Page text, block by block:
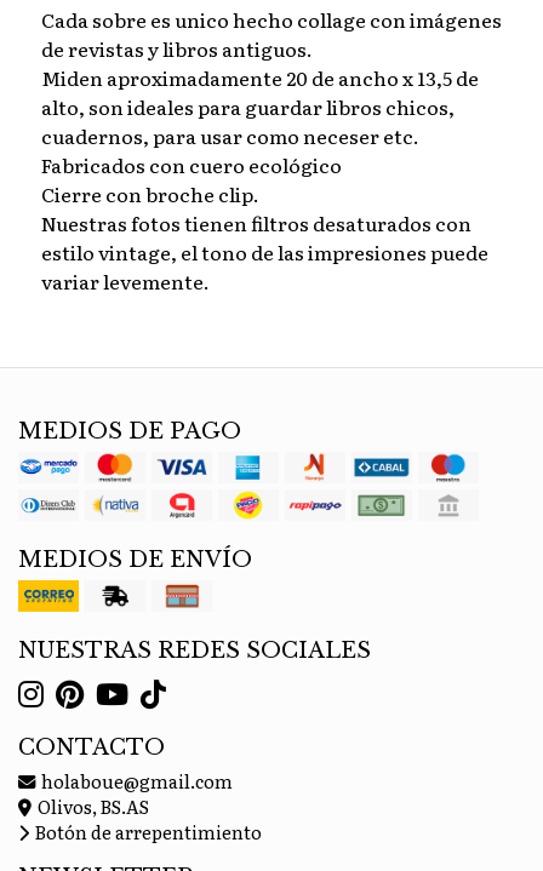
Cada sobre es unico hecho collage con imágenes
de revistas y libros antiguos.
Miden aproximadamente 20 de ancho x 13,5 de
alto, son ideales para guardar libros chicos,
cuadernos, para usar como neceser etc.
Fabricados con cuero ecológico
Cierre con broche clip.
Nuestras fotos tienen filtros desaturados con
estilo vintage, el tono de las impresiones puede
variar levemente.
MEDIOS DE PAGO
MEDIOS DE ENVÍO
NUESTRAS REDES SOCIALES
CONTACTO
holaboue@gmail.com
Olivos, BS.AS
Botón de arrepentimiento